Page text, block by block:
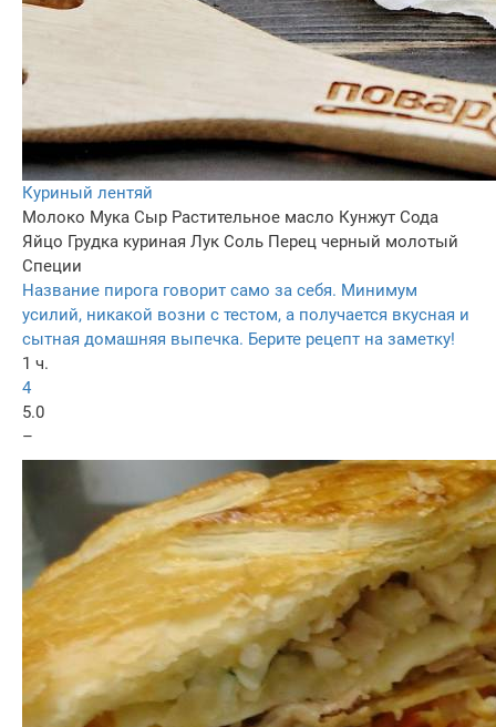
Куриный лентяй
Молоко Мука Сыр Растительное масло Кунжут Сода
Яйцо Грудка куриная Лук Соль Перец черный молотый
Специи
Название пирога говорит само за себя. Минимум
усилий, никакой возни с тестом, а получается вкусная и
сытная домашняя выпечка. Берите рецепт на заметку!
1 ч.
4
5.0
–